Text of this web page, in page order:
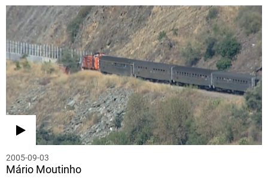
2005-09-03
Mário Moutinho